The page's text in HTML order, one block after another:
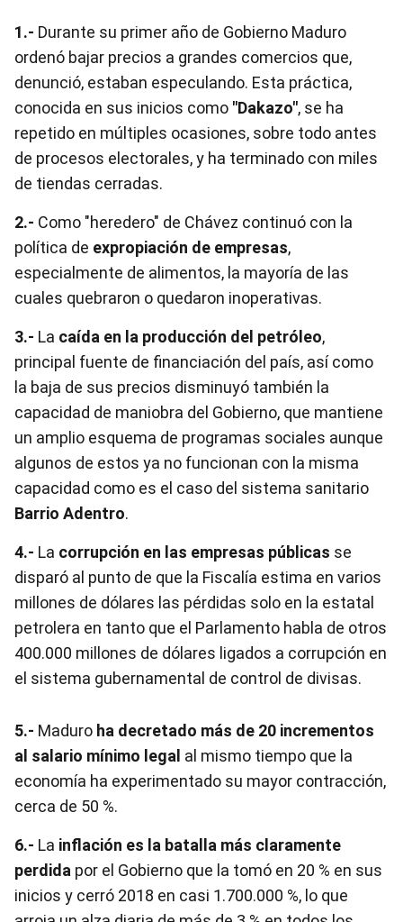
1.- Durante su primer año de Gobierno Maduro
ordenó bajar precios a grandes comercios que,
denunció, estaban especulando. Esta práctica,
conocida en sus inicios como "Dakazo", se ha
repetido en múltiples ocasiones, sobre todo antes
de procesos electorales, y ha terminado con miles
de tiendas cerradas.
2.- Como "heredero" de Chávez continuó con la
política de expropiación de empresas,
especialmente de alimentos, la mayoría de las
cuales quebraron o quedaron inoperativas.
3.- La caída en la producción del petróleo,
principal fuente de financiación del país, así como
la baja de sus precios disminuyó también la
capacidad de maniobra del Gobierno, que mantiene
un amplio esquema de programas sociales aunque
algunos de estos ya no funcionan con la misma
capacidad como es el caso del sistema sanitario
Barrio Adentro.
4.- La corrupción en las empresas públicas se
disparó al punto de que la Fiscalía estima en varios
millones de dólares las pérdidas solo en la estatal
petrolera en tanto que el Parlamento habla de otros
400.000 millones de dólares ligados a corrupción en
el sistema gubernamental de control de divisas.
5.- Maduro ha decretado más de 20 incrementos
al salario mínimo legal al mismo tiempo que la
economía ha experimentado su mayor contracción,
cerca de 50 %.
6.- La inflación es la batalla más claramente
perdida por el Gobierno que la tomó en 20 % en sus
inicios y cerró 2018 en casi 1.700.000 %, lo que